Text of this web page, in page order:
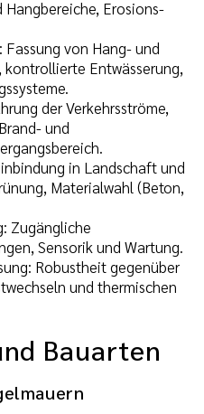
Erosions-
von Hang- und
kontrollierte Entwässerung,
der Verkehrsströme,
und
in Landschaft und
Materialwahl (Beton,
Zugängliche
Sensorik und Wartung.
Robustheit gegenüber
und thermischen
Bauarten